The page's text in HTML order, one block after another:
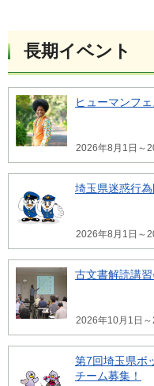
長期イベント
ヒューマンフ
2026年8月1日～
埼玉県迷惑行
2026年8月1日～
古文書解読講
2026年10月1日
第7回埼玉県ボ
チーム募集！